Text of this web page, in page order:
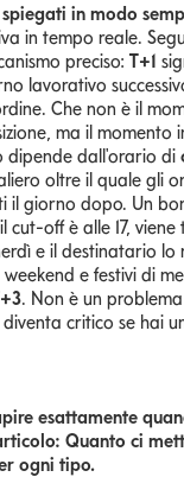
spiegati in modo
in tempo reale.
preciso: T+1
lavorativo
Che non è il
ma il momento
dipende dall'orario di
oltre il quale gli
il giorno dopo. Un
cut-off è alle 17,
e il destinatario lo
e festivi di
. Non è un
critico se hai
esattamente
Quanto ci
ogni tipo.